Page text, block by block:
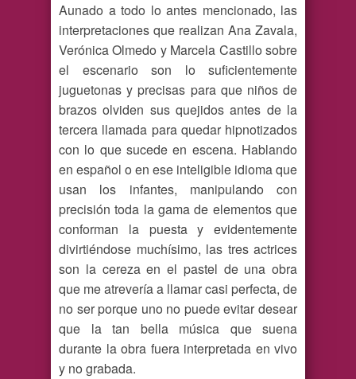
Aunado a todo lo antes mencionado, las
interpretaciones que realizan Ana Zavala,
Verónica Olmedo y Marcela Castillo sobre
el escenario son lo suficientemente
juguetonas y precisas para que niños de
brazos olviden sus quejidos antes de la
tercera llamada para quedar hipnotizados
con lo que sucede en escena. Hablando
en español o en ese inteligible idioma que
usan los infantes, manipulando con
precisión toda la gama de elementos que
conforman la puesta y evidentemente
divirtiéndose muchísimo, las tres actrices
son la cereza en el pastel de una obra
que me atrevería a llamar casi perfecta, de
no ser porque uno no puede evitar desear
que la tan bella música que suena
durante la obra fuera interpretada en vivo
y no grabada.